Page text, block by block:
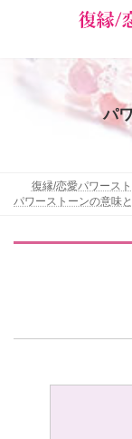
パ
復縁/恋愛パワース
パワーストーンの意味